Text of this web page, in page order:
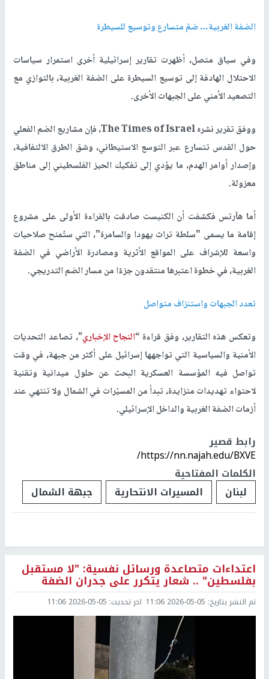
الضفة الغربية… ضمّ متسارع وتوسيع للسيطرة
وفي سياق متصل، أظهرت تقارير إسرائيلية أخرى استمرار سياسات
الاحتلال الهادفة إلى توسيع السيطرة على الضفة الغربية، بالتوازي مع
التصعيد الأمني على الجبهات الأخرى.
ووفق تقرير نشره The Times of Israel، فإن مشاريع الضم الفعلي
حول القدس تتسارع عبر التوسع الاستيطاني، وشق الطرق الالتفافية،
وإصدار أوامر الهدم، ما يؤدي إلى تفكيك الحيز الفلسطيني إلى مناطق
معزولة.
أما هآرتس فكشفت أن الكنيست صادقت بالقراءة الأولى على مشروع
إقامة ما يسمى "سلطة تراث يهودا والسامرة"، التي ستُمنح صلاحيات
واسعة للإشراف على المواقع الأثرية ومصادرة الأراضي في الضفة
الغربية، في خطوة اعتبرها منتقدون جزءًا من مسار الضم التدريجي.
تعدد الجبهات واستنزاف متواصل
وتعكس هذه التقارير، وفق قراءة “النجاح الإخباري”، تصاعد التحديات
الأمنية والسياسية التي تواجهها إسرائيل على أكثر من جبهة، في وقت
تواصل فيه المؤسسة العسكرية البحث عن حلول ميدانية وتقنية
لاحتواء تهديدات متزايدة، تبدأ من المسيّرات في الشمال ولا تنتهي عند
أزمات الضفة الغربية والداخل الإسرائيلي.
رابط قصير
https://nn.najah.edu/BXVE/
الكلمات المفتاحية
لبنان
المسيرات الانتحارية جبهة الشمال
اعتداءات متصاعدة ورسائل نفسية: "لا مستقبل
بفلسطين" .. شعار يتكرر على جدران الضفة
تم النشر بتاريخ: 2026-05-05 11:06 اخر تحديث: 2026-05-05 11:06